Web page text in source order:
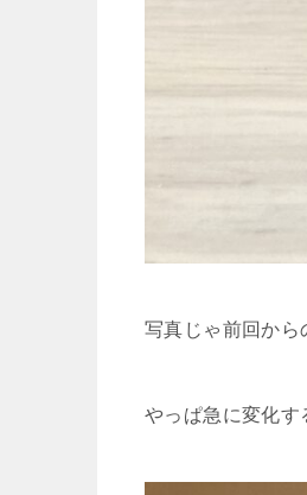
写真じゃ前回から
やっぱ急に変化す